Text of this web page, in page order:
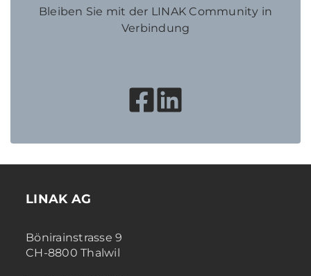
Bleiben Sie mit der LINAK Community in
Verbindung
LINAK AG
Bönirainstrasse 9
CH-8800 Thalwil